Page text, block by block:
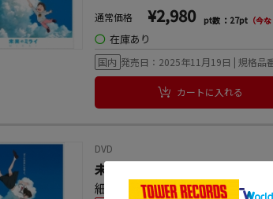
通常価格 ¥2,980 pt数 ：27pt （今
◯ 在庫あり
国内 発売日：2025年11月19日 | 規格品
カートに入れる
DVD
未来のミライ 期間限定スペシ
細田守
、上白石萌歌、 黒木華